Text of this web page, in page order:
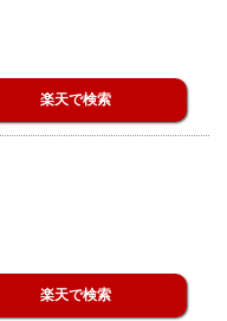
楽天で検索
楽天で検索